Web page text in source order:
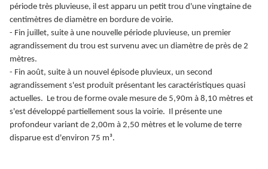
période très pluvieuse, il est apparu un petit trou d'une vingtaine de
centimètres de diamètre en bordure de voirie.
- Fin juillet, suite à une nouvelle période pluvieuse, un premier
agrandissement du trou est survenu avec un diamètre de près de 2
mètres.
- Fin août, suite à un nouvel épisode pluvieux, un second
agrandissement s'est produit présentant les caractéristiques quasi
actuelles. Le trou de forme ovale mesure de 5,90m à 8,10 mètres et
s'est développé partiellement sous la voirie. Il présente une
profondeur variant de 2,00m à 2,50 mètres et le volume de terre
disparue est d'environ 75 m³.